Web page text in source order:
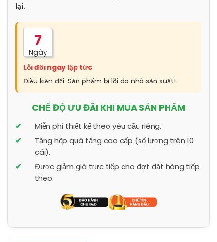
lại.
7
Ngày
Lỗi đổi ngay lập tức
Điều kiện đổi: Sản phẩm bị lỗi do nhà sản xuất!
CHẾ ĐỘ ƯU ĐÃI KHI MUA SẢN PHẨM
Miễn phí thiết kế theo yêu cầu riêng.
Tặng hộp quà tặng cao cấp (số lượng trên 10
cái).
Được giảm giá trực tiếp cho đợt đặt hàng tiếp
theo.